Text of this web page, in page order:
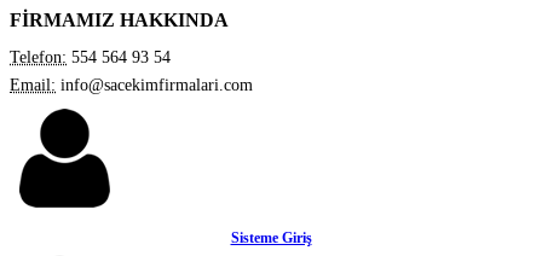
FİRMAMIZ HAKKINDA
Telefon: 554 564 93 54
Email: info@sacekimfirmalari.com
Sisteme Giriş